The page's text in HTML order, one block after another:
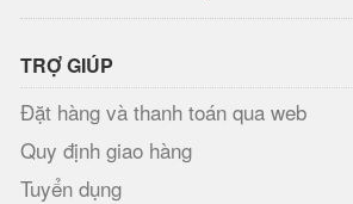
TRỢ GIÚP
Đặt hàng và thanh toán qua web
Quy định giao hàng
Tuyển dụng